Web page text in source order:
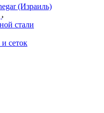
(Израиль)
стали
сеток